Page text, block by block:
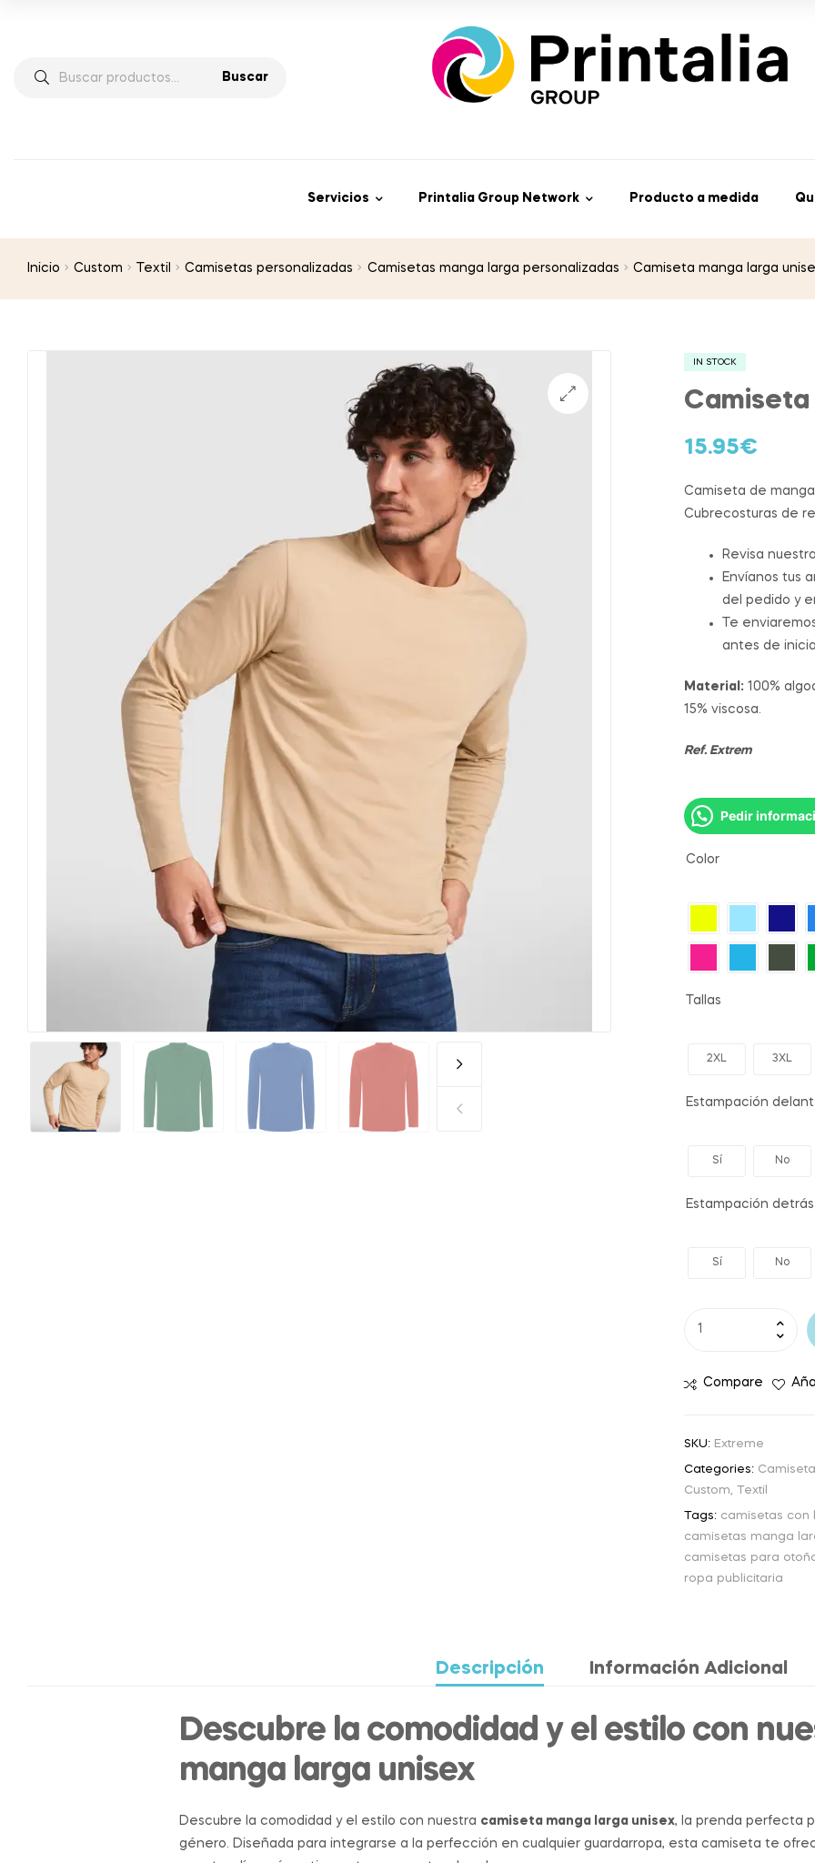
Buscar
Servicios Printalia Group Network Producto a medida
Inicio Custom Textil Camisetas personalizadas Camisetas manga larga personalizadas Camiseta manga larga
IN STOCK
Camiseta
15.95€
Camiseta de
Cubrecosturas de
Revisa nuestra
Envíanos tus
del pedido y
Te
antes de
Material: 100%
15% viscosa.
Ref. Extrem
Pedir
Color
Tallas
2XL 3XL
Estampación
Sí No
Estampación detrás
Sí No
Compare
SKU: Extreme
Categories:
Custom
Textil
Tags: camisetas con
camisetas manga
camisetas para
ropa publicitaria
Descripción Información Adicional
Descubre la comodidad y el estilo con
manga larga unisex
Descubre la comodidad y el estilo con nuestra camiseta manga larga unisex, la prenda perfecta
género. Diseñada para integrarse a la perfección en cualquier guardarropa, esta camiseta te